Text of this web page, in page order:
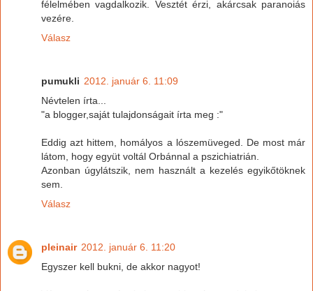
félelmében vagdalkozik. Vesztét érzi, akárcsak paranoiás
vezére.
Válasz
pumukli 2012. január 6. 11:09
Névtelen írta...
"a blogger,saját tulajdonságait írta meg :"
Eddig azt hittem, homályos a lószemüveged. De most már
látom, hogy együt voltál Orbánnal a pszichiatrián.
Azonban úgylátszik, nem használt a kezelés egyikőtöknek
sem.
Válasz
pleinair 2012. január 6. 11:20
Egyszer kell bukni, de akkor nagyot!